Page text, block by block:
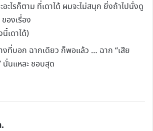
อะไรก็ตาม ที่เดาได้ ผมจะไม่สนุก ยิ่งถ้าไปนั่งดู
องเรื่อง
นี้เดาได้)
งที่บอก ฉากเดียว ก็พอแล้ว … ฉาก “เสีย
นั่นแหละ ชอบสุด